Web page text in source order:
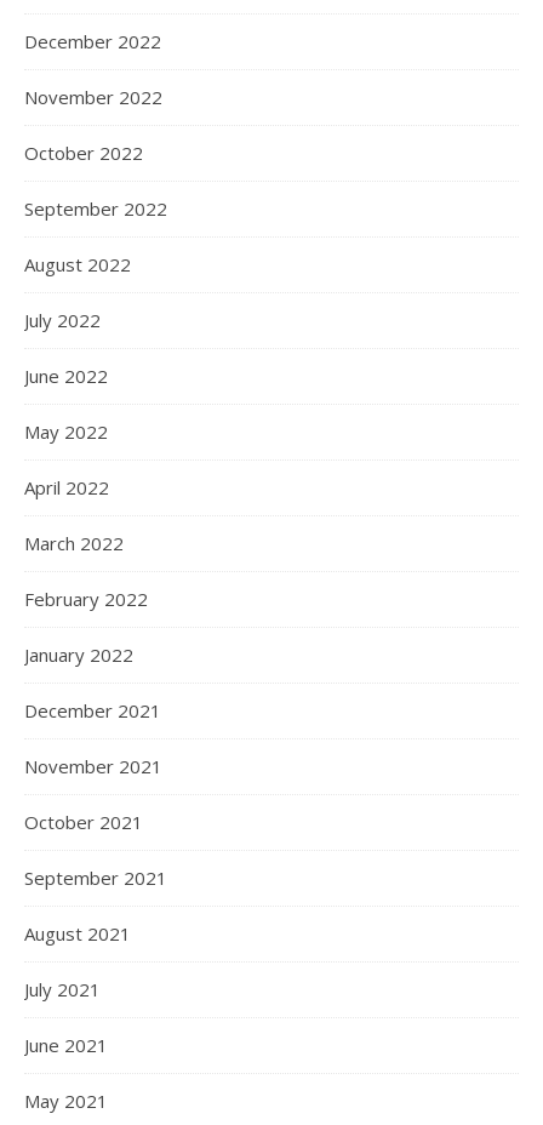
December 2022
November 2022
October 2022
September 2022
August 2022
July 2022
June 2022
May 2022
April 2022
March 2022
February 2022
January 2022
December 2021
November 2021
October 2021
September 2021
August 2021
July 2021
June 2021
May 2021